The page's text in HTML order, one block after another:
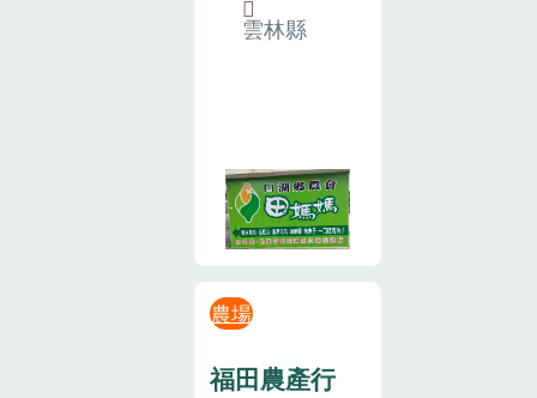
雲林縣
農場
福田農產行